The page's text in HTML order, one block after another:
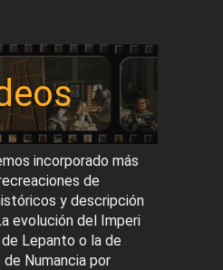
incorporado más
de
y descripción
evolución del Imperi
Lepanto o la de
Numancia por